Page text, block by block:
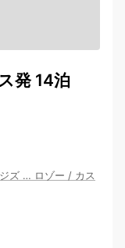
発 14泊
ズ … ロゾー / カス